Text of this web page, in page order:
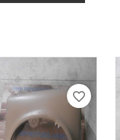
favorite_border